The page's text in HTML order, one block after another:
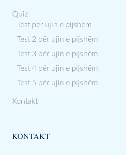
Quiz
Test për ujin e pijshëm
Test 2 për ujin e pijshëm
Test 3 për ujin e pijshëm
Test 4 për ujin e pijshëm
Test 5 për ujin e pijshëm
Kontakt
KONTAKT